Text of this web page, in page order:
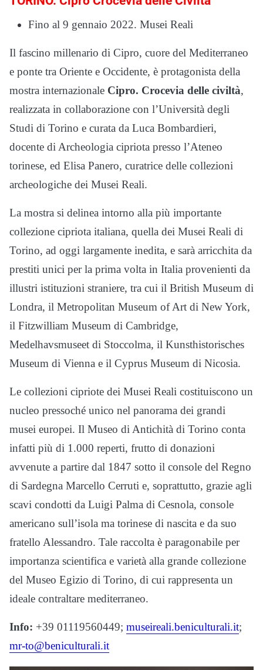
Fino al 9 gennaio 2022. Musei Reali
Il fascino millenario di Cipro, cuore del Mediterraneo
e ponte tra Oriente e Occidente, è protagonista della
mostra internazionale Cipro. Crocevia delle civiltà,
realizzata in collaborazione con l’Università degli
Studi di Torino e curata da Luca Bombardieri,
docente di Archeologia cipriota presso l’Ateneo
torinese, ed Elisa Panero, curatrice delle collezioni
archeologiche dei Musei Reali.
La mostra si delinea intorno alla più importante
collezione cipriota italiana, quella dei Musei Reali di
Torino, ad oggi largamente inedita, e sarà arricchita da
prestiti unici per la prima volta in Italia provenienti da
illustri istituzioni straniere, tra cui il British Museum di
Londra, il Metropolitan Museum of Art di New York,
il Fitzwilliam Museum di Cambridge,
Medelhavsmuseet di Stoccolma, il Kunsthistorisches
Museum di Vienna e il Cyprus Museum di Nicosia.
Le collezioni cipriote dei Musei Reali costituiscono un
nucleo pressoché unico nel panorama dei grandi
musei europei. Il Museo di Antichità di Torino conta
infatti più di 1.000 reperti, frutto di donazioni
avvenute a partire dal 1847 sotto il console del Regno
di Sardegna Marcello Cerruti e, soprattutto, grazie agli
scavi condotti da Luigi Palma di Cesnola, console
americano sull’isola ma torinese di nascita e da suo
fratello Alessandro. Tale raccolta è paragonabile per
importanza scientifica e varietà alla grande collezione
del Museo Egizio di Torino, di cui rappresenta un
ideale contraltare mediterraneo.
Info: +39 01119560449; museireali.beniculturali.it;
mr-to@beniculturali.it